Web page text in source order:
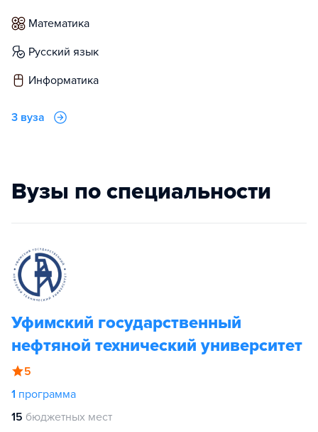
математика
русский язык
информатика
3 вуза
Вузы по специальности
Уфимский государственный
нефтяной технический университет
5
1 программа
15 бюджетных мест